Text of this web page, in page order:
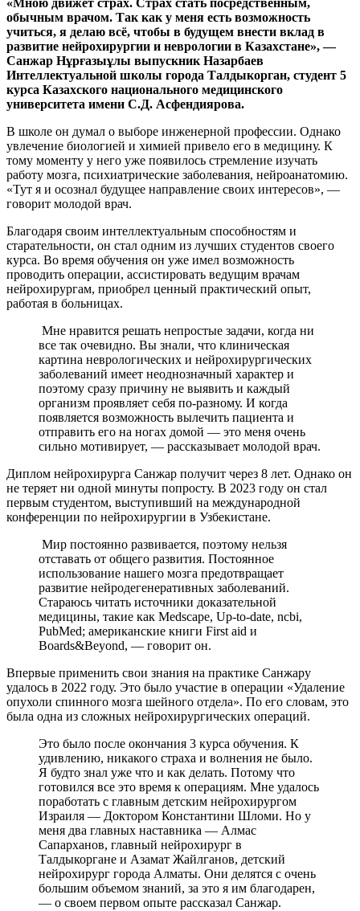
«Мною движет страх. Страх стать посредственным,
обычным врачом. Так как у меня есть возможность
учиться, я делаю всё, чтобы в будущем внести вклад в
развитие нейрохирургии и неврологии в Казахстане», —
Санжар Нұрғазыұлы выпускник Назарбаев
Интеллектуальной школы города Талдыкорган, студент 5
курса Казахского национального медицинского
университета имени С.Д. Асфендиярова.
В школе он думал о выборе инженерной профессии. Однако
увлечение биологией и химией привело его в медицину. К
тому моменту у него уже появилось стремление изучать
работу мозга, психиатрические заболевания, нейроанатомию.
«Тут я и осознал будущее направление своих интересов», —
говорит молодой врач.
Благодаря своим интеллектуальным способностям и
старательности, он стал одним из лучших студентов своего
курса. Во время обучения он уже имел возможность
проводить операции, ассистировать ведущим врачам
нейрохирургам, приобрел ценный практический опыт,
работая в больницах.
Мне нравится решать непростые задачи, когда ни
все так очевидно. Вы знали, что клиническая
картина неврологических и нейрохирургических
заболеваний имеет неоднозначный характер и
поэтому сразу причину не выявить и каждый
организм проявляет себя по-разному. И когда
появляется возможность вылечить пациента и
отправить его на ногах домой — это меня очень
сильно мотивирует, — рассказывает молодой врач.
Диплом нейрохирурга Санжар получит через 8 лет. Однако он
не теряет ни одной минуты попросту. В 2023 году он стал
первым студентом, выступивший на международной
конференции по нейрохирургии в Узбекистане.
Мир постоянно развивается, поэтому нельзя
отставать от общего развития. Постоянное
использование нашего мозга предотвращает
развитие нейродегенеративных заболеваний.
Стараюсь читать источники доказательной
медицины, такие как Medscape, Up-to-date, ncbi,
PubMed; американские книги First aid и
Boards&Beyond, — говорит он.
Впервые применить свои знания на практике Санжару
удалось в 2022 году. Это было участие в операции «Удаление
опухоли спинного мозга шейного отдела». По его словам, это
была одна из сложных нейрохирургических операций.
Это было после окончания 3 курса обучения. К
удивлению, никакого страха и волнения не было.
Я будто знал уже что и как делать. Потому что
готовился все это время к операциям. Мне удалось
поработать с главным детским нейрохирургом
Израиля — Доктором Константини Шломи. Но у
меня два главных наставника — Алмас
Сапарханов, главный нейрохирург в
Талдыкоргане и Азамат Жайлганов, детский
нейрохирург города Алматы. Они делятся с очень
большим объемом знаний, за это я им благодарен,
— о своем первом опыте рассказал Санжар.